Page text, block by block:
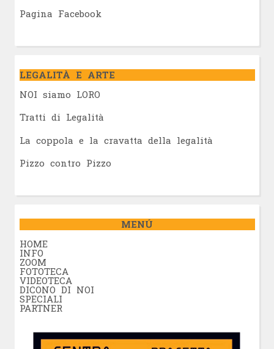
Pagina Facebook
LEGALITÀ E ARTE
NOI siamo LORO
Tratti di Legalità
La coppola e la cravatta della legalità
Pizzo contro Pizzo
MENÚ
HOME
INFO
ZOOM
FOTOTECA
VIDEOTECA
DICONO DI NOI
SPECIALI
PARTNER